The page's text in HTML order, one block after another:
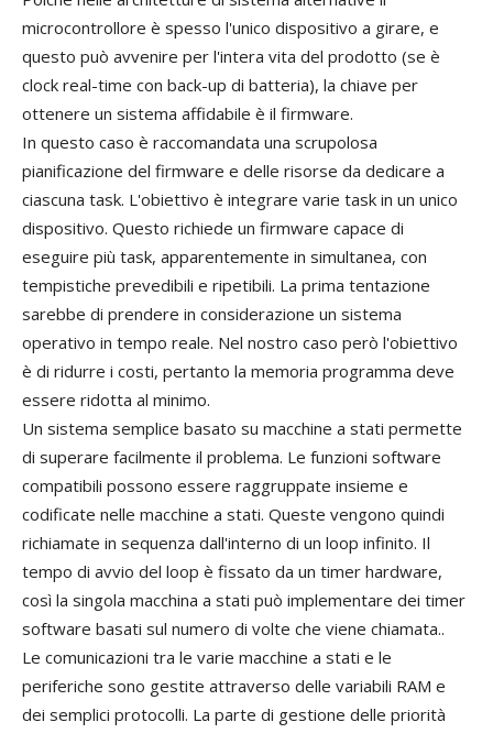
microcontrollore è spesso l'unico dispositivo a girare, e
questo può avvenire per l'intera vita del prodotto (se è
clock real-time con back-up di batteria), la chiave per
ottenere un sistema affidabile è il firmware.
In questo caso è raccomandata una scrupolosa
pianificazione del firmware e delle risorse da dedicare a
ciascuna task. L'obiettivo è integrare varie task in un unico
dispositivo. Questo richiede un firmware capace di
eseguire più task, apparentemente in simultanea, con
tempistiche prevedibili e ripetibili. La prima tentazione
sarebbe di prendere in considerazione un sistema
operativo in tempo reale. Nel nostro caso però l'obiettivo
è di ridurre i costi, pertanto la memoria programma deve
essere ridotta al minimo.
Un sistema semplice basato su macchine a stati permette
di superare facilmente il problema. Le funzioni software
compatibili possono essere raggruppate insieme e
codificate nelle macchine a stati. Queste vengono quindi
richiamate in sequenza dall'interno di un loop infinito. Il
tempo di avvio del loop è fissato da un timer hardware,
così la singola macchina a stati può implementare dei timer
software basati sul numero di volte che viene chiamata..
Le comunicazioni tra le varie macchine a stati e le
periferiche sono gestite attraverso delle variabili RAM e
dei semplici protocolli. La parte di gestione delle priorità